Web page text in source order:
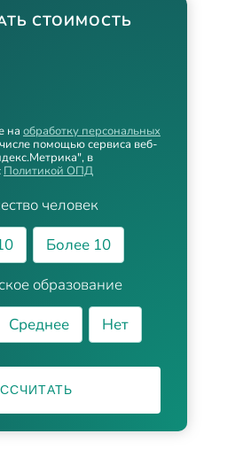
СТОИМОСТЬ
человек
Более 10
образование
Среднее Нет
на обработку персональных
помощью сервиса веб-
в
Политикой ОПД